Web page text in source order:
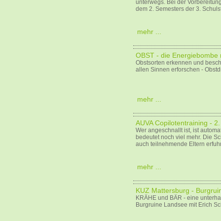
unterwegs. Bei der
dem 2. Semesters der 3.
mehr ...
OBST - die
Obstsorten erkennen und
allen Sinnen erforschen -
mehr ...
AUVA Copilotentraining -
Wer angeschnallt ist, ist
bedeutet noch viel mehr. Die
auch teilnehmende Eltern
mehr ...
KUZ Mattersburg -
KRÄHE und BÄR - eine
Burgruine Landsee mit Erich